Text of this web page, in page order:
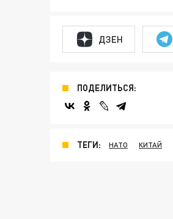
ДЗЕН
ПОДЕЛИТЬСЯ:
ТЕГИ: НАТО КИТАЙ